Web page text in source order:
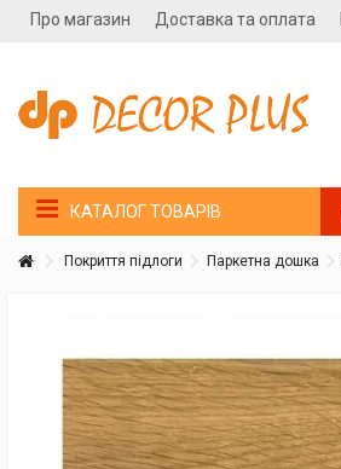
Про магазин Доставка та оплата
КАТАЛОГ ТОВАРІВ
Покриття підлоги Паркетна дошка